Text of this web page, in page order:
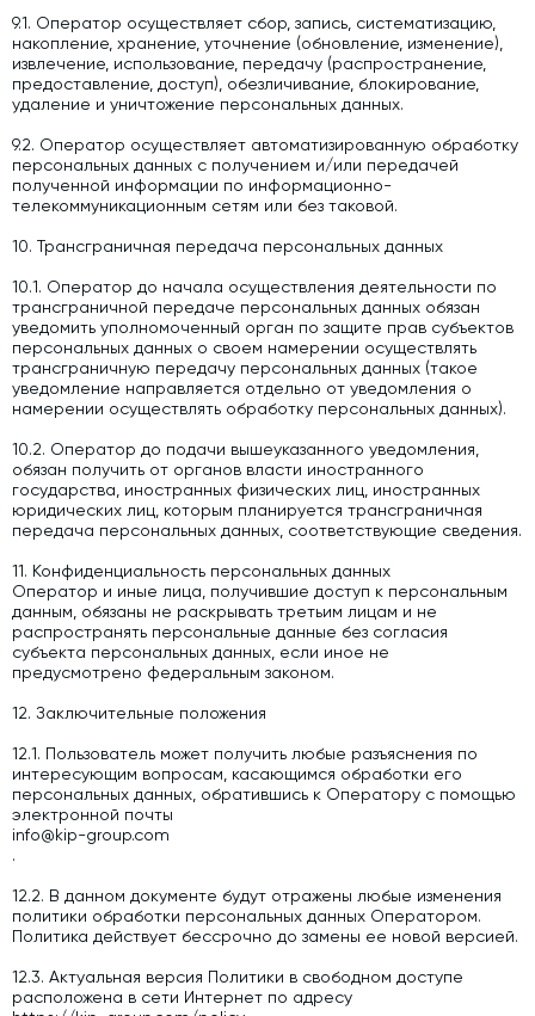
9.1. Оператор осуществляет сбор, запись, систематизацию,
накопление, хранение, уточнение (обновление, изменение),
извлечение, использование, передачу (распространение,
предоставление, доступ), обезличивание, блокирование,
удаление и уничтожение персональных данных.
9.2. Оператор осуществляет автоматизированную обработку
персональных данных с получением и/или передачей
полученной информации по информационно-
телекоммуникационным сетям или без таковой.
10. Трансграничная передача персональных данных
10.1. Оператор до начала осуществления деятельности по
трансграничной передаче персональных данных обязан
уведомить уполномоченный орган по защите прав субъектов
персональных данных о своем намерении осуществлять
трансграничную передачу персональных данных (такое
уведомление направляется отдельно от уведомления о
намерении осуществлять обработку персональных данных).
10.2. Оператор до подачи вышеуказанного уведомления,
обязан получить от органов власти иностранного
государства, иностранных физических лиц, иностранных
юридических лиц, которым планируется трансграничная
передача персональных данных, соответствующие сведения.
11. Конфиденциальность персональных данных
Оператор и иные лица, получившие доступ к персональным
данным, обязаны не раскрывать третьим лицам и не
распространять персональные данные без согласия
субъекта персональных данных, если иное не
предусмотрено федеральным законом.
12. Заключительные положения
12.1. Пользователь может получить любые разъяснения по
интересующим вопросам, касающимся обработки его
персональных данных, обратившись к Оператору с помощью
электронной почты
info@kip-group.com
.
12.2. В данном документе будут отражены любые изменения
политики обработки персональных данных Оператором.
Политика действует бессрочно до замены ее новой версией.
12.3. Актуальная версия Политики в свободном доступе
расположена в сети Интернет по адресу